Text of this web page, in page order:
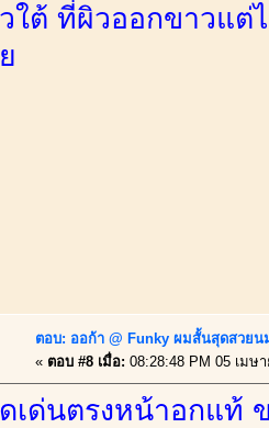
ใต้ ที่ผิวออกขาวแต่
ตอบ: ออก้า @ Funky ผมสั้นสุดสวยน
« ตอบ #8 เมื่อ: 08:28:48 PM 05 เมษ
เด่นตรงหน้าอกแท้